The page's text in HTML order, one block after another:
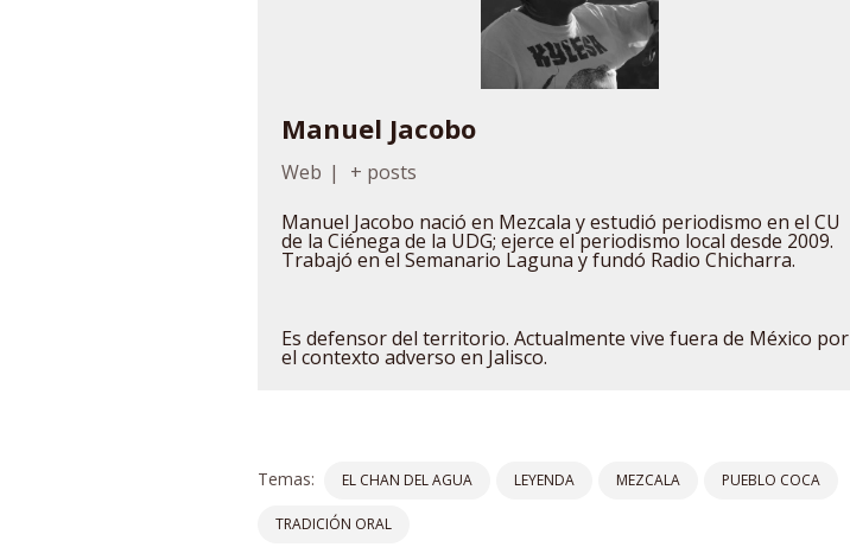
Manuel Jacobo
Web |
+ posts
Manuel Jacobo nació en Mezcala y estudió periodismo en el CU
de la Ciénega de la UDG; ejerce el periodismo local desde 2009.
Trabajó en el Semanario Laguna y fundó Radio Chicharra.
Es defensor del territorio. Actualmente vive fuera de México por
el contexto adverso en Jalisco.
Temas: EL CHAN DEL AGUA LEYENDA MEZCALA PUEBLO COCA
TRADICIÓN ORAL